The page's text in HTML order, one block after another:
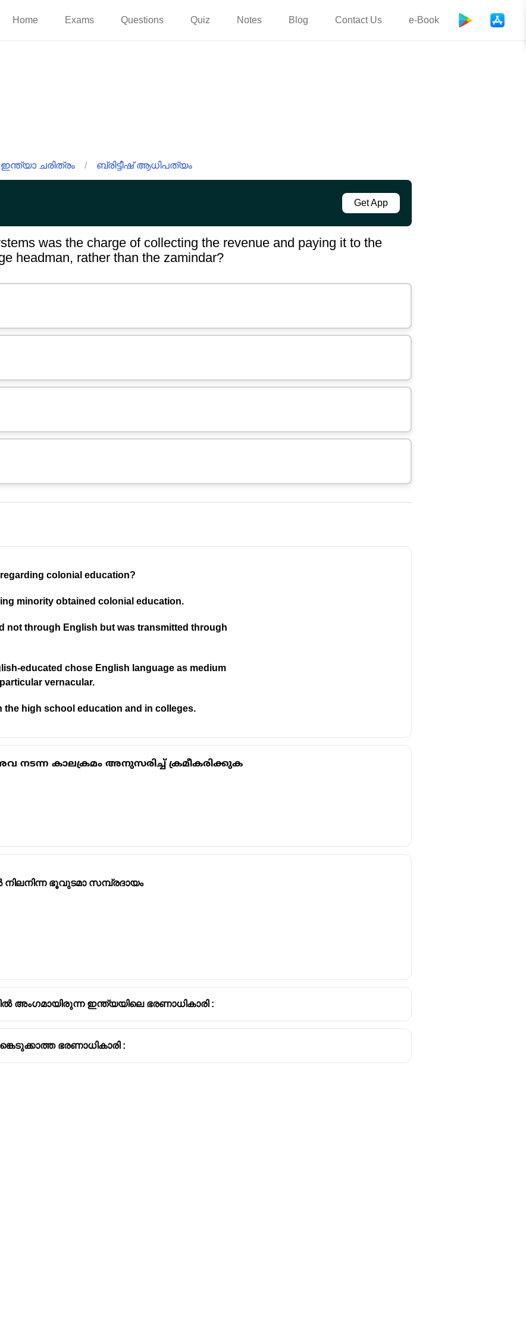
Home Exams Questions Quiz Notes Blog Contact Us e-Book
ചരിത്രം / ബ്രിട്ടീഷ് ആധിപത്യം
Get App
was the charge of collecting the revenue and paying it to the
headman, rather than the zamindar?
colonial education?
minority obtained colonial education.
not through English but was transmitted through
educated chose English language as medium
vernacular.
the high school education and in colleges.
നടന്ന കാലക്രമം അനുസരിച്ച് ക്രമീകരിക്കുക
ഭൂവുടമാ സമ്പ്രദായം
അംഗമായിരുന്ന ഇന്ത്യയിലെ ഭരണാധികാരി :
ഭരണാധികാരി :